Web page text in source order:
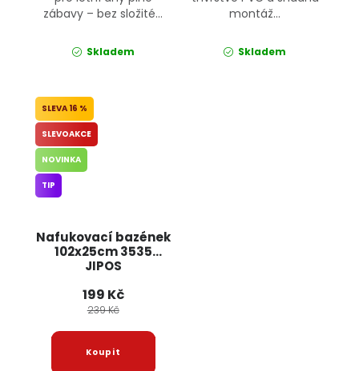
zábavy – bez složité...
Skladem
montáž...
Skladem
Nafukovací bazének
102x25cm 3535
JIPOS
16 %
SLEVOAKCE
NOVINKA
TIP
199 Kč
239 Kč